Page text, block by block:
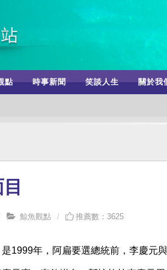
點 時事新聞 笑談人生 關於我
鯨魚觀點 推薦數：3625
1999年，阿扁要選總統前，李慶元